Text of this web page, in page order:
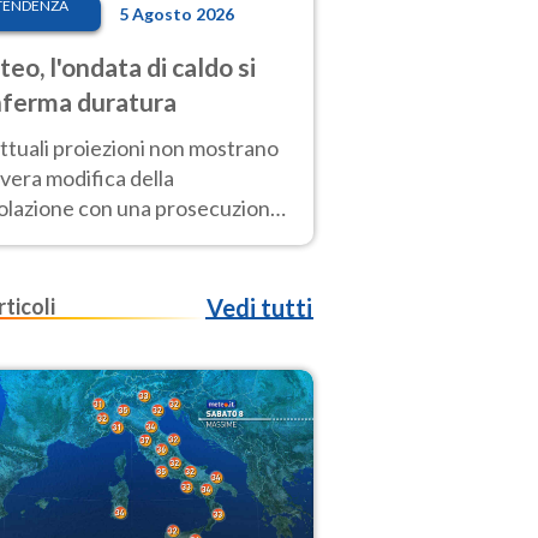
5 Agosto 2026
l'ondata di caldo si
duratura
proiezioni non mostrano
modifica della
con una prosecuzione
fuori scala per molti
Vedi tutti